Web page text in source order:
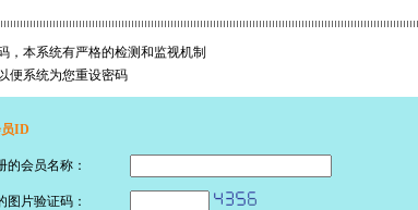
，本系统有严格的检测和监视机制
便系统为您重设密码
ID
的会员名称：
图片验证码：